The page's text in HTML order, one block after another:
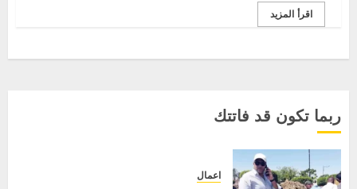
اقرأ المزيد
ربما تكون قد فاتتك
اعمال